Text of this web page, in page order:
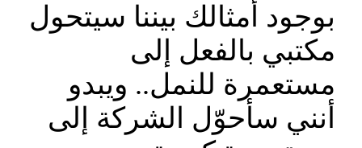
بوجود أمثالك بيننا سيتحول
مكتبي بالفعل إلى
مستعمرة للنمل.. ويبدو
أنني سأحوّل الشركة إلى